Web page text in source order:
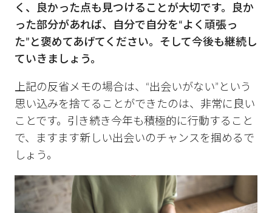
く、良かった点も見つけることが大切です。良か
った部分があれば、自分で自分を“よく頑張っ
た”と褒めてあげてください。そして今後も継続し
ていきましょう。
上記の反省メモの場合は、“出会いがない”という
思い込みを捨てることができたのは、非常に良い
ことです。引き続き今年も積極的に行動すること
で、ますます新しい出会いのチャンスを掴めるで
しょう。